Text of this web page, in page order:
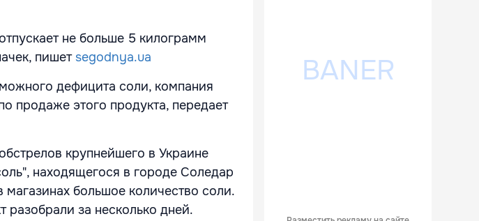
не больше 5 килограмм
пишетsegodnya.ua
дефицита соли, компания
продаже этого продукта, передает
крупнейшего в Украине
находящегося в городе Соледар
большое количество соли.
разобрали за несколько дней.